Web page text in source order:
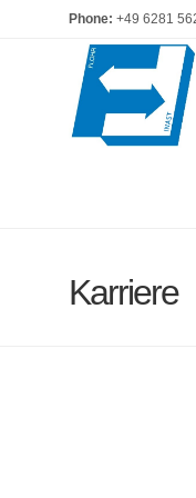
Phone: +49 6281
Karriere